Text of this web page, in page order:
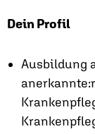
Dein Profil
Ausbildung